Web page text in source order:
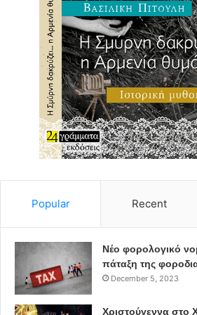
ΠΑΡΚΙΝΓΚ
Popular Recent
Νέο φορολογικό
πάταξη της
December 5, 2023
Χριστούγεννα στο